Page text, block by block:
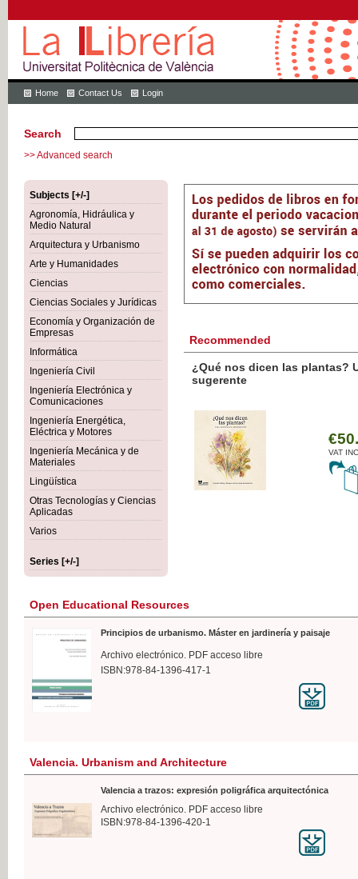
Home Contact Us Login
Search
>> Advanced search
Subjects [+/-]
Agronomía, Hidráulica y
Medio Natural
Arquitectura y Urbanismo
Arte y Humanidades
Ciencias
Ciencias Sociales y Jurídicas
Economía y Organización de
Empresas
Informática
Ingeniería Civil
Ingeniería Electrónica y
Comunicaciones
Ingeniería Energética,
Eléctrica y Motores
Ingeniería Mecánica y de
Materiales
Lingüística
Otras Tecnologías y Ciencias
Aplicadas
Varios
Series [+/-]
Recommended
¿Qué nos dicen las plantas?
sugerente
VAT
Open Educational Resources
Principios de urbanismo. Máster en jardinería y paisaje
Archivo electrónico. PDF acceso libre
ISBN:978-84-1396-417-1
Valencia. Urbanism and Architecture
Valencia a trazos: expresión poligráfica arquitectónica
Archivo electrónico. PDF acceso libre
ISBN:978-84-1396-420-1